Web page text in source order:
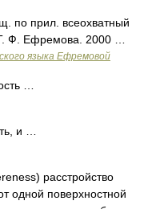
по прил. всеохватный
Ф. Ефремова. 2000 …
языка Ефремовой
…
и …
расстройство
одной поверхностной